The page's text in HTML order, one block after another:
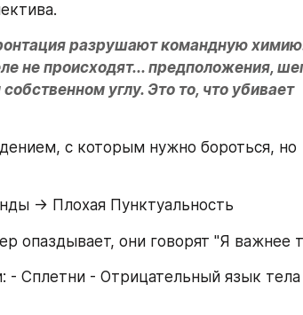
разрушают командную
не происходят... предположения,
углу. Это то, что убивает
с которым нужно бороться, но
→ Плохая Пунктуальность
опаздывает, они говорят "Я важнее
- Сплетни - Отрицательный язык